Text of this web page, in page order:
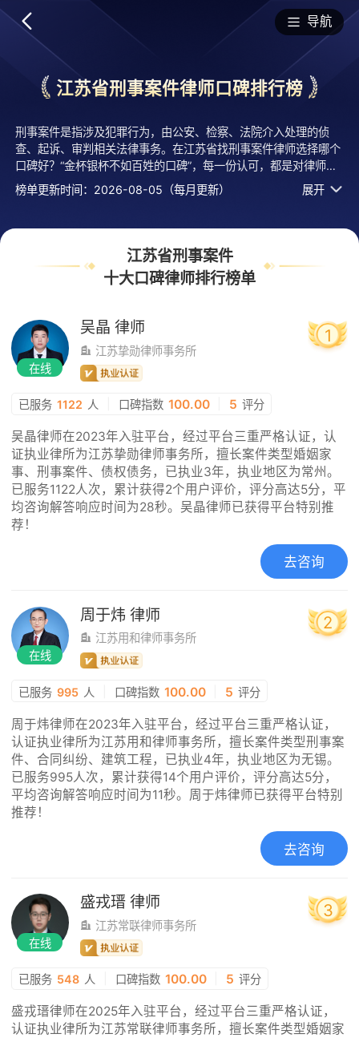
导航
江苏省刑事案件律师口碑排行榜
刑事案件是指涉及犯罪行为，由公安、检察、法院介入处理的侦
查、起诉、审判相关法律事务。在江苏省找刑事案件律师选择哪个
口碑好？“金杯银杯不如百姓的口碑”，每一份认可，都是对律师服
务能力的最佳认证。法临经专业评测的2026年十大刑事案件律师
排行榜名单发布啦！居前十的有：江苏挚勋律师事务所的吴晶律
戎瑨律师等，上榜律师十大刑事案件律师口碑榜单是法临平台口碑
好、用户认可度高、评价较高、有实力活跃度高的执业律师，排名
不分先后，仅供借鉴参考，想知道刑事案件哪个律师好？您可以多
比较，选择自己满意且合适案情的！
榜单更新时间：2026-08-05（每月更新） 展开
江苏省刑事案件
十大口碑律师排行榜单
在线
吴晶 律师
江苏挚勋律师事务所
1
已服务 1122 人 口碑指数 100.00 5 评分
吴晶律师在2023年入驻平台，经过平台三重严格认证，认
证执业律所为江苏挚勋律师事务所，擅长案件类型婚姻家
事、刑事案件、债权债务，已执业3年，执业地区为常州。
已服务1122人次，累计获得2个用户评价，评分高达5分，平
均咨询解答响应时间为28秒。吴晶律师已获得平台特别推
荐！
去咨询
在线
周于炜 律师
江苏用和律师事务所
2
已服务 995 人 口碑指数 100.00 5 评分
周于炜律师在2023年入驻平台，经过平台三重严格认证，
认证执业律所为江苏用和律师事务所，擅长案件类型刑事案
件、合同纠纷、建筑工程，已执业4年，执业地区为无锡。
已服务995人次，累计获得14个用户评价，评分高达5分，
平均咨询解答响应时间为11秒。周于炜律师已获得平台特别
推荐！
去咨询
在线
盛戎瑨 律师
江苏常联律师事务所
3
已服务 548 人 口碑指数 100.00 5 评分
盛戎瑨律师在2025年入驻平台，经过平台三重严格认证，
认证执业律所为江苏常联律师事务所，擅长案件类型婚姻家